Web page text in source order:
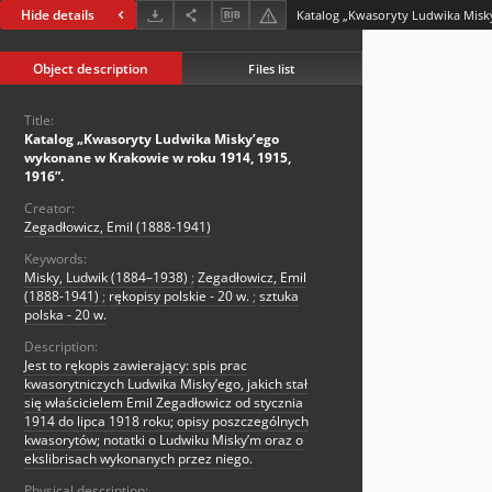
Hide details
Object description Files list
Title:
Katalog „Kwasoryty Ludwika Misky’ego
wykonane w Krakowie w roku 1914, 1915,
1916”.
Creator:
Zegadłowicz, Emil (1888-1941)
Keywords:
Misky, Ludwik (1884–1938) ; Zegadłowicz, Emil
(1888-1941) ; rękopisy polskie - 20 w. ; sztuka
polska - 20 w.
Description:
Jest to rękopis zawierający: spis prac
kwasorytniczych Ludwika Misky’ego, jakich stał
się właścicielem Emil Zegadłowicz od stycznia
1914 do lipca 1918 roku; opisy poszczególnych
kwasorytów; notatki o Ludwiku Misky’m oraz o
ekslibrisach wykonanych przez niego.